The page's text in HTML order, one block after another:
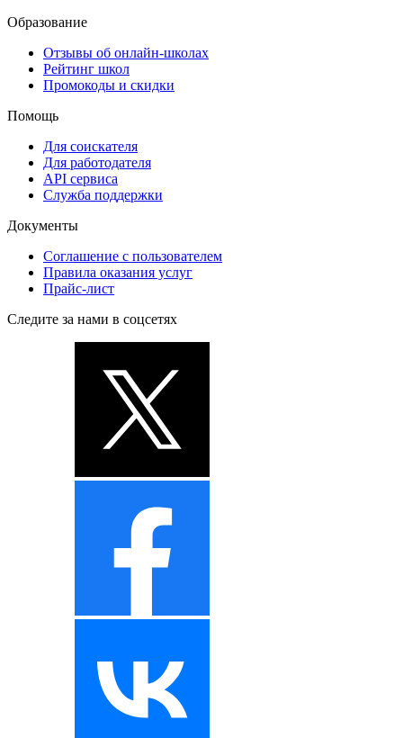
Образование
Отзывы об онлайн-школах
Рейтинг школ
Промокоды и скидки
Помощь
Для соискателя
Для работодателя
API сервиса
Служба поддержки
Документы
Соглашение с пользователем
Правила оказания услуг
Прайс-лист
Следите за нами в соцсетях